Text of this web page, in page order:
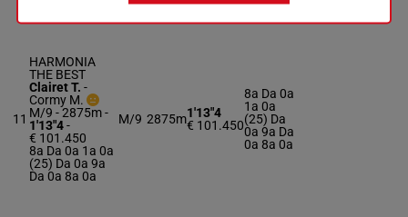
11
HARMONIA
THE BEST
Clairet T. -
Cormy M.
M/9 - 2875m-
1'13"4-
€ 101.450
8a Da 0a 1a 0a
(25) Da 0a 9a
Da 0a 8a 0a
M/9 2875m1'13"4
€ 101.450
8a Da 0a
1a 0a
(25) Da
0a 9a Da
0a 8a 0a